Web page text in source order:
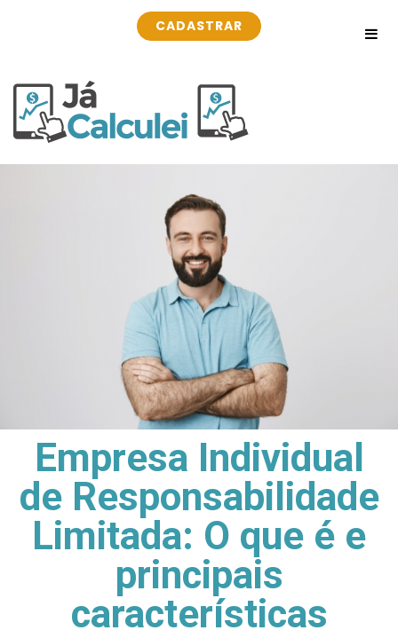
CADASTRAR
Empresa Individual
de Responsabilidade
Limitada: O que é e
principais
características